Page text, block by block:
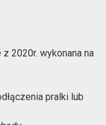
2020r. wykonana na
pralki lub